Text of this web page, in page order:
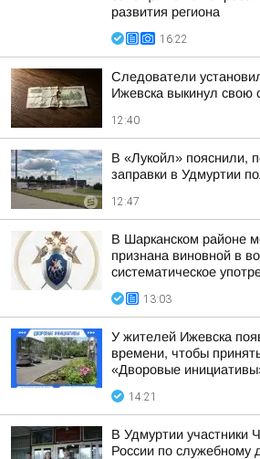
развития региона
16:22
Следователи
Ижевска выкинул свою
12:40
В «Лукойл» пояснили,
заправки в Удмуртии
12:47
В Шарканском районе
признана виновной в
систематическое
13:03
У жителей Ижевска
времени, чтобы
«Дворовые
14:21
В Удмуртии участники
России по служебному